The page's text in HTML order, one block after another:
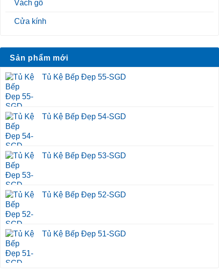
Vách gỗ
Cửa kính
Sản phẩm mới
Tủ Kệ Bếp Đẹp 55-SGD
Tủ Kệ Bếp Đẹp 54-SGD
Tủ Kệ Bếp Đẹp 53-SGD
Tủ Kệ Bếp Đẹp 52-SGD
Tủ Kệ Bếp Đẹp 51-SGD